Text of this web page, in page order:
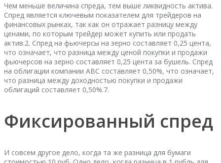
Чем меньше величина спреда, тем выше ликвидность актива.
Спред является ключевым показателем для трейдеров на
финансовых рынках, так как он отражает разницу между
ценами, по которым трейдер может купить или продать
актив.2. Спред на фьючерсы на зерно составляет 0,25 цента,
что означает, что разница между ценой покупки и продажи
фьючерсов на зерно составляет 0,25 цента за бушель. Спред
на облигации компании ABC составляет 0,50%, что означает,
что разница между доходностью покупки и продажи
облигаций составляет 0,50%.7.
Фиксированный спред
И совсем другое дело, когда та же разница для бумаги